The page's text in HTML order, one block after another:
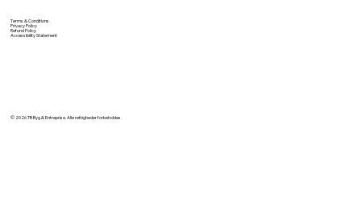
Terms & Conditions
Privacy Policy
Refund Policy
Accessibility Statement
© 2026 TB Byg & Entreprise. Alle rettigheder forbeholdes.